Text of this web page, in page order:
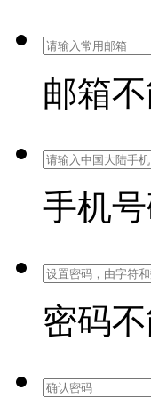
邮箱
手机
密码